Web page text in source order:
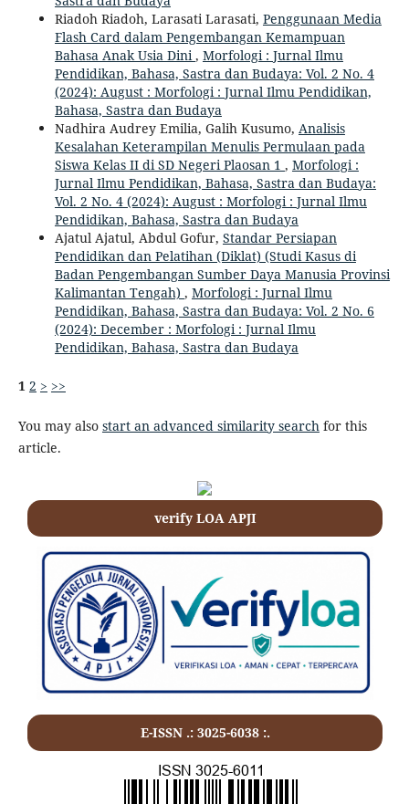
Riadoh Riadoh, Larasati Larasati, Penggunaan Media
Flash Card dalam Pengembangan Kemampuan
Bahasa Anak Usia Dini , Morfologi : Jurnal Ilmu
Pendidikan, Bahasa, Sastra dan Budaya: Vol. 2 No. 4
(2024): August : Morfologi : Jurnal Ilmu Pendidikan,
Bahasa, Sastra dan Budaya
Nadhira Audrey Emilia, Galih Kusumo, Analisis
Kesalahan Keterampilan Menulis Permulaan pada
Siswa Kelas II di SD Negeri Plaosan 1 , Morfologi :
Jurnal Ilmu Pendidikan, Bahasa, Sastra dan Budaya:
Vol. 2 No. 4 (2024): August : Morfologi : Jurnal Ilmu
Pendidikan, Bahasa, Sastra dan Budaya
Ajatul Ajatul, Abdul Gofur, Standar Persiapan
Pendidikan dan Pelatihan (Diklat) (Studi Kasus di
Badan Pengembangan Sumber Daya Manusia Provinsi
Kalimantan Tengah) , Morfologi : Jurnal Ilmu
Pendidikan, Bahasa, Sastra dan Budaya: Vol. 2 No. 6
(2024): December : Morfologi : Jurnal Ilmu
Pendidikan, Bahasa, Sastra dan Budaya
1 2 > >>
You may also start an advanced similarity searchfor this
article.
verify LOA APJI
E-ISSN .: 3025-6038 :.